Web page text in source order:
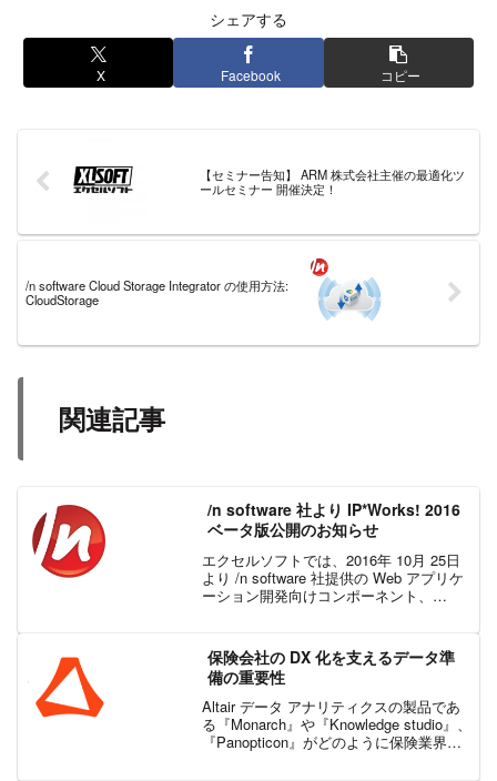
シェアする
X Facebook コピー
【セミナー告知】 ARM 株式会社主催の最適化ツ
ールセミナー 開催決定！
/n software Cloud Storage Integrator の使用方法:
CloudStorage
関連記事
/n software 社より IP*Works! 2016
ベータ版公開のお知らせ
エクセルソフトでは、2016年 10月 25日
より /n software 社提供の Web アプリケ
ーション開発向けコンポーネント、
のリリース...
保険会社の DX 化を支えるデータ準
備の重要性
Altair データ アナリティクスの製品であ
る『Monarch』や『Knowledge studio』、
『Panopticon』がどのように保険業界に